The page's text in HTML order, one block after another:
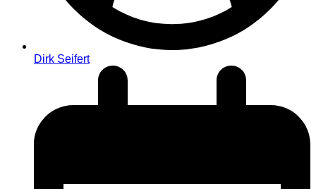
Dirk Seifert